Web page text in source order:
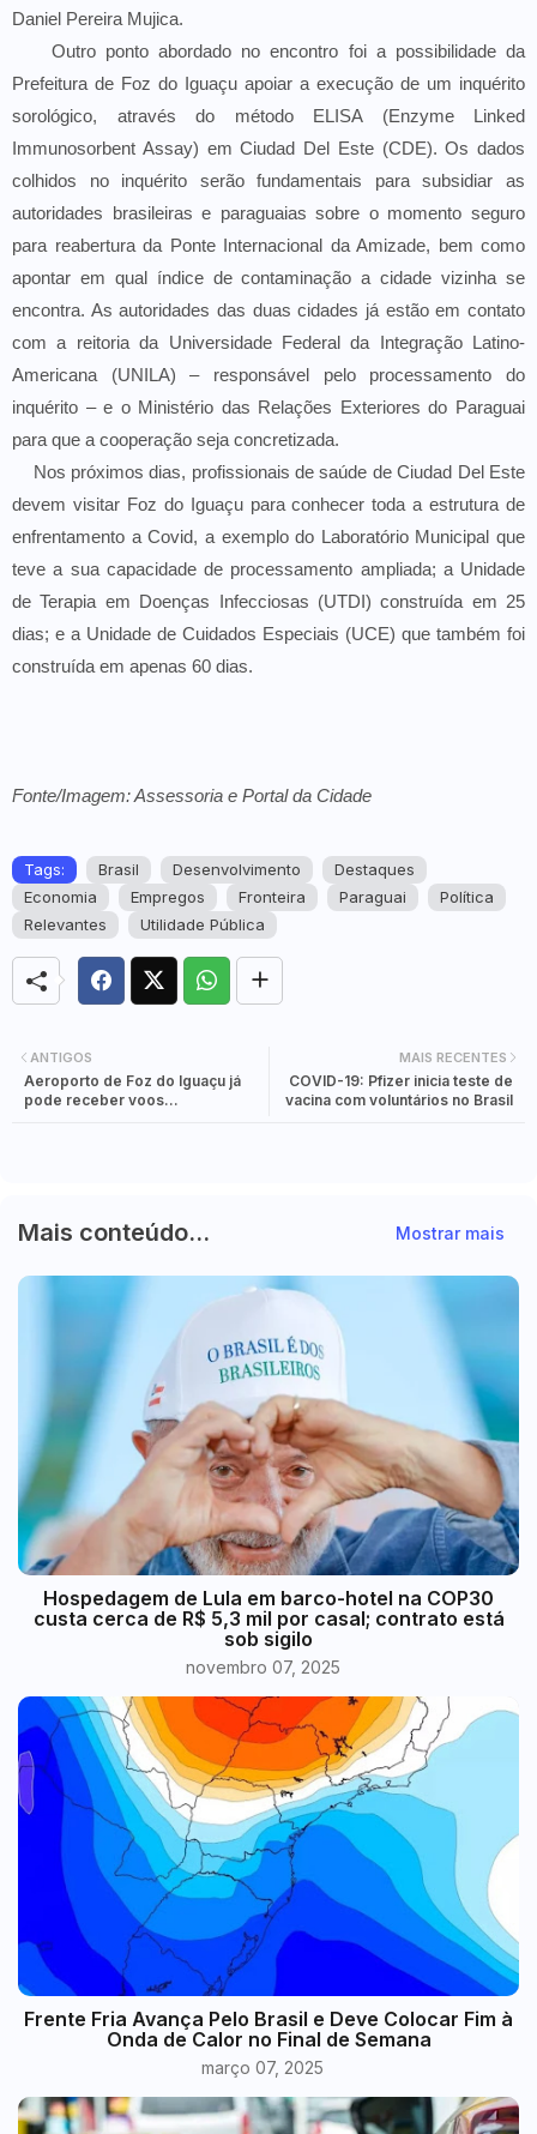
Daniel Pereira Mujica.
Outro ponto abordado no encontro foi a possibilidade da
Prefeitura de Foz do Iguaçu apoiar a execução de um inquérito
sorológico, através do método ELISA (Enzyme Linked
Immunosorbent Assay) em Ciudad Del Este (CDE).Os dados
colhidos no inquérito serão fundamentais para subsidiar as
autoridades brasileiras e paraguaias sobre o momento seguro
para reabertura da Ponte Internacional da Amizade, bem como
apontar em qual índice de contaminação a cidade vizinha se
encontra. As autoridades das duas cidades já estão em contato
com a reitoria da Universidade Federal da Integração Latino-
Americana (UNILA) – responsável pelo processamento do
inquérito – e o Ministério das Relações Exteriores do Paraguai
para que a cooperação seja concretizada.
Nos próximos dias, profissionais de saúde de Ciudad Del Este
devem visitar Foz do Iguaçu para conhecer toda a estrutura de
enfrentamento a Covid, a exemplo do Laboratório Municipal que
teve a sua capacidade de processamento ampliada; a Unidade
de Terapia em Doenças Infecciosas (UTDI) construída em 25
dias; e a Unidade de Cuidados Especiais (UCE) que também foi
construída em apenas 60 dias.
Fonte/Imagem: Assessoria e Portal da Cidade
Tags: Brasil Desenvolvimento
Destaques
Economia
Empregos Fronteira Paraguai
Política
Relevantes
Utilidade Pública
MAIS RECENTES
COVID-19: Pfizer inicia teste de
vacina com voluntários no Brasil
ANTIGOS
Aeroporto de Foz do Iguaçu já
pode receber voos
Mais conteúdo... Mostrar mais
Hospedagem de Lula em barco-hotel na COP30
custa cerca de R$ 5,3 mil por casal; contrato está
sob sigilo
novembro 07, 2025
Frente Fria Avança Pelo Brasil e Deve Colocar Fim à
Onda de Calor no Final de Semana
março 07, 2025